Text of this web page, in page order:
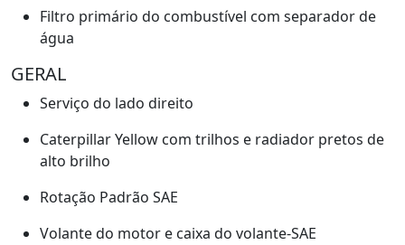
Filtro primário do combustível com separador de
água
GERAL
Serviço do lado direito
Caterpillar Yellow com trilhos e radiador pretos de
alto brilho
Rotação Padrão SAE
Volante do motor e caixa do volante-SAE